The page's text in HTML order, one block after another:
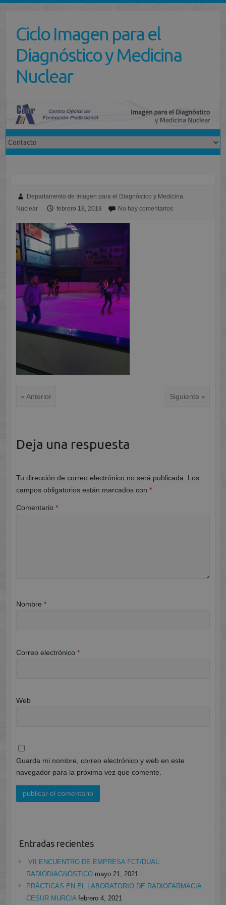
contenidoCiclo Imagen para el
Diagnóstico y Medicina
Nuclear
Departamento de Imagen para el Diagnóstico y Medicina
Nuclear
febrero 18, 2018 No hay comentarios
« Anterior Siguiente »
Deja una respuesta
Tu dirección de correo electrónico no será publicada.
Los
campos obligatorios están marcados con *
Comentario *
Nombre *
Correo electrónico *
Web
Guarda mi nombre, correo electrónico y web en este
navegador para la próxima vez que comente.
Entradas recientes
VII ENCUENTRO DE EMPRESA FCT/DUAL:
RADIODIAGNÓSTICO mayo 21, 2021
PRÁCTICAS EN EL LABORATORIO DE RADIOFARMACIA.
CESUR MURCIA febrero 4, 2021